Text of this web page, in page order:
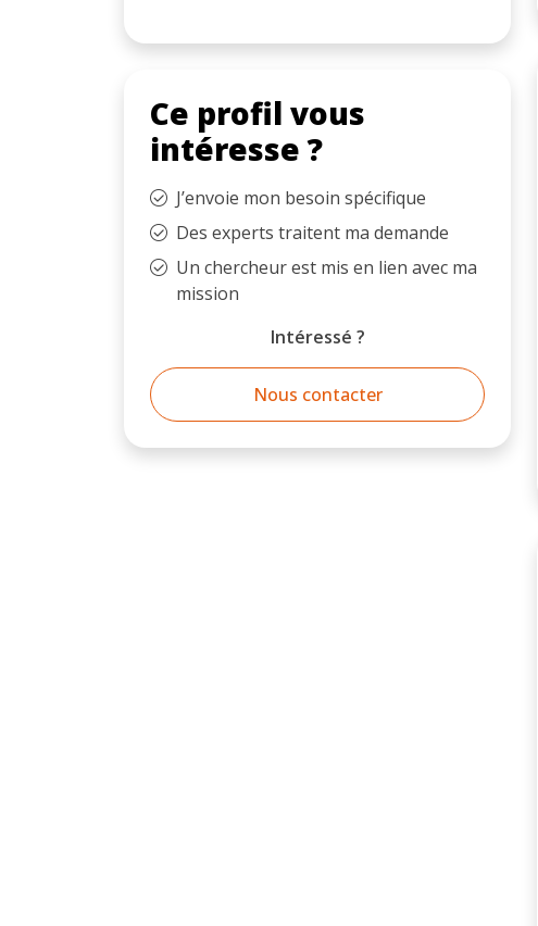
Ce profil vous
intéresse ?
J’envoie mon besoin spécifique
Des experts traitent ma demande
Un chercheur est mis en lien avec ma
mission
Intéressé ?
Nous contacter